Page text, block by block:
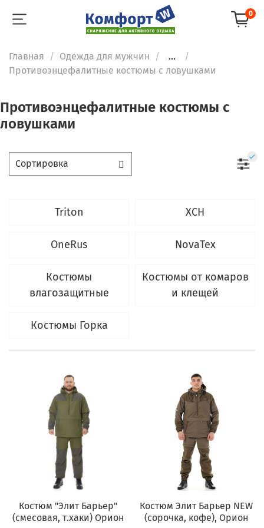
0
Главная Одежда для мужчин
...
Противоэнцефалитные костюмы с ловушками
Противоэнцефалитные костюмы с
ловушками
Triton ХСН
OneRus NovaTex
Костюмы
влагозащитные
Костюмы от комаров
и клещей
Костюмы Горка
Костюм "Элит Барьер"
(смесовая, т.хаки) Орион
Костюм Элит Барьер NEW
(сорочка, кофе), Орион